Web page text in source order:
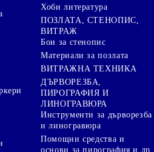
Хоби литература
ПОЗЛАТА, СТЕНОПИС,
ВИТРАЖ
Бои за стенопис
Материали за позлата
ВИТРАЖНА ТЕХНИКА
ДЪРВОРЕЗБА,
ПИРОГРАФИЯ И
ЛИНОГРАВЮРА
Инструменти за дърворезба
и линогравюра
Помощни средства и
основи за пирография и др.